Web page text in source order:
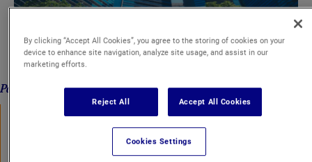
Par Jean-François MARTIN, Notaire associé
des autorisations de changement d’usage de locaux d’habitation et
déterminant les compensations en application des dispositions des
articles L631-7 et suivants du Code de la construction et de
By clicking “Accept All Cookies”, you agree to the storing of cookies on your
device to enhance site navigation, analyze site usage, and assist in our
marketing efforts.
Reject All Accept All Cookies
Cookies Settings